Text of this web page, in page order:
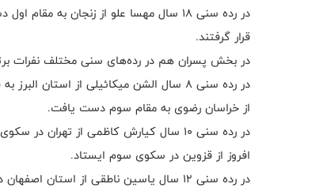
در رده سنی 18 سال مهسا علو از زنجان
قرار گرفتند.
در بخش پسران هم در رده‌های سنی مختلف نفرات
در رده سنی 8 سال الشن میکائیلی از
از خراسان رضوی به مقام سوم دست یافت.
در رده سنی 10 سال کیارش کاظمی از
افروز از قزوین در سکوی سوم ایستاد.
در رده سنی 12 سال یاسین ناطقی از استان اصفهان در مقام نخست جای گرفت.